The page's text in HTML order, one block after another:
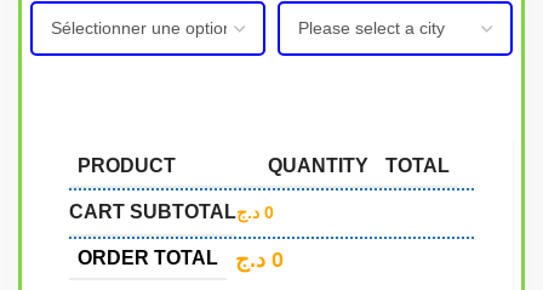
PRODUCT QUANTITY TOTAL
CART SUBTOTAL 0 د.ج
ORDER TOTAL 0 د.ج